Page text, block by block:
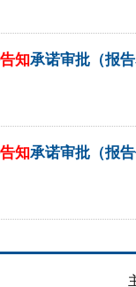
告知承诺审批（报
告知承诺审批（报